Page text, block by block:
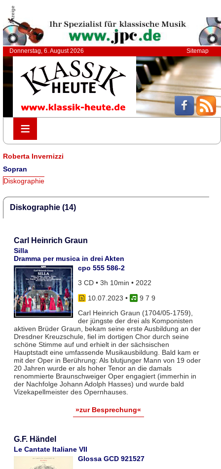
Anzeige
Donnerstag, 6. August 2026 Sitemap
≡
≡
Roberta Invernizzi
Sopran
Diskographie
Diskographie (14)
Carl Heinrich Graun
Silla
Dramma per musica in drei Akten
cpo 555 586-2
3 CD • 3h 10min • 2022
10.07.2023 •
9 7 9
Carl Heinrich Graun (1704/05-1759),
der jüngste der drei als Komponisten
aktiven Brüder Graun, bekam seine erste Ausbildung an der
Dresdner Kreuzschule, fiel im dortigen Chor durch seine
schöne Stimme auf und erhielt in der sächsischen
Hauptstadt eine umfassende Musikausbildung. Bald kam er
mit der Oper in Berührung: Als blutjunger Mann von 19 oder
20 Jahren wurde er als hoher Tenor an die damals
renommierte Braunschweiger Oper engagiert (immerhin in
der Nachfolge Johann Adolph Hasses) und wurde bald
Vizekapellmeister des Opernhauses.
»zur Besprechung«
G.F. Händel
Le Cantate Italiane VII
Glossa GCD 921527